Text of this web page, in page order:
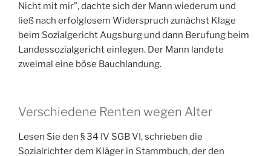
Nicht mit mir”, dachte sich der Mann wiederum und
ließ nach erfolglosem Widerspruch zunächst Klage
beim Sozialgericht Augsburg und dann Berufung beim
Landessozialgericht einlegen. Der Mann landete
zweimal eine böse Bauchlandung.
Verschiedene Renten wegen Alter
Lesen Sie den § 34 IV SGB VI, schrieben die
Sozialrichter dem Kläger in Stammbuch, der den